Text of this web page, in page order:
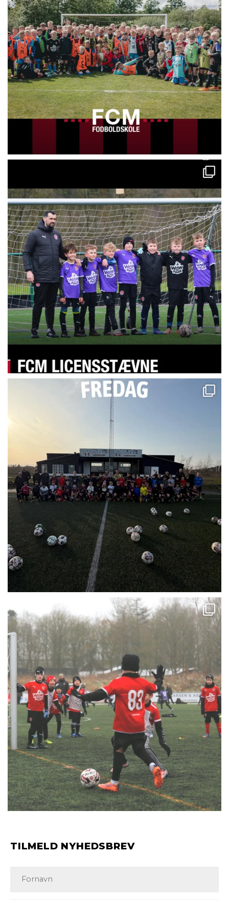
TILMELD NYHEDSBREV